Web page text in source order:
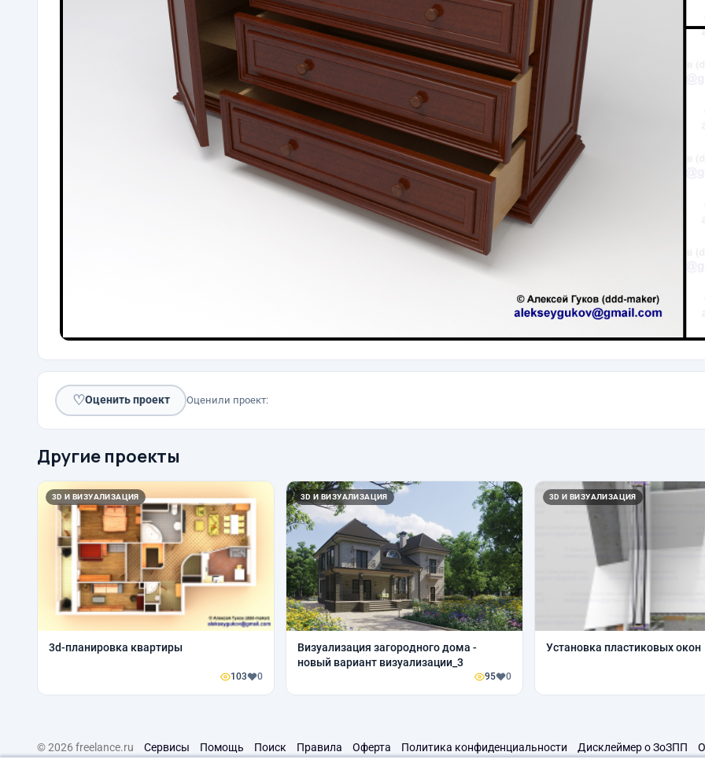
♡Оценить проект Оценили проект:
Другие проекты
3D И ВИЗУАЛИЗАЦИЯ
3d-планировка квартиры
103 0
3D И ВИЗУАЛИЗАЦИЯ
Визуализация загородного дома -
новый вариант визуализации_3
95 0
3D И ВИЗУАЛИЗАЦИЯ
Установка пластиковых окон
© 2026 freelance.ru Сервисы Помощь Поиск Правила Оферта Политика конфиденциальности Дисклеймер о ЗоЗПП